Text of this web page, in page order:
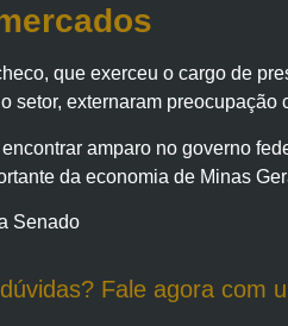
que exerceu o cargo de
setor, externaram
amparo no governo
da economia de Minas
Senado
Fale agora com